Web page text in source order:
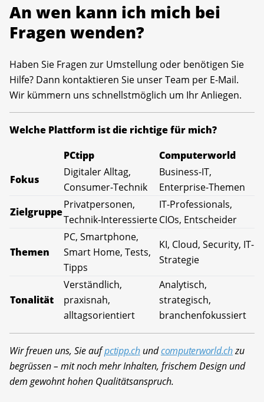
An wen kann ich mich bei
Fragen wenden?
Haben Sie Fragen zur Umstellung oder benötigen Sie
Hilfe? Dann kontaktieren Sie unser Team per E-Mail.
Wir kümmern uns schnellstmöglich um Ihr Anliegen.
Welche Plattform ist die richtige für mich?
PCtipp
Computerworld
Fokus
Digitaler Alltag,
Consumer-Technik
Business-IT,
Enterprise-Themen
Zielgruppe
Privatpersonen,
Technik-Interessierte
IT-Professionals,
CIOs, Entscheider
Themen
PC, Smartphone,
Smart Home, Tests,
Tipps
KI, Cloud, Security, IT-
Strategie
Tonalität
Verständlich,
praxisnah,
alltagsorientiert
Analytisch,
strategisch,
branchenfokussiert
Wir freuen uns, Sie aufpctipp.chundcomputerworld.chzu
begrüssen – mit noch mehr Inhalten, frischem Design und
dem gewohnt hohen Qualitätsanspruch.